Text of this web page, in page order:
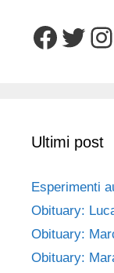
Ultimi post
Esperimenti
Obituary:
Obituary:
Obituary: